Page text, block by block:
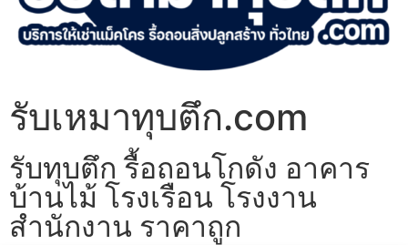
รับเหมาทุบตึก.com
รับทุบตึก รื้อถอนโกดัง อาคาร
บ้านไม้ โรงเรือน โรงงาน
สำนักงาน ราคาถูก